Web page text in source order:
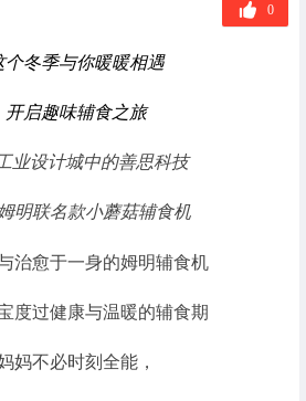
0
个冬季与你暖暖相遇
开启趣味辅食之旅
业设计城中的善思科技
明联名款小蘑菇辅食机
治愈于一身的姆明辅食机
度过健康与温暖的辅食期
妈不必时刻全能，